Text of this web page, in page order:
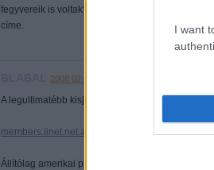
I want
fegyvereik is voltak? (Kedvencem a kétcsövű
címe.
2008.02.06. 14:16:26
A legultimatébb kisjáték már elkészült, figyuláljad:
members.iinet.net.au/~pontipak/redsquare.html
Állítólag amerikai pilóták fókuszálási